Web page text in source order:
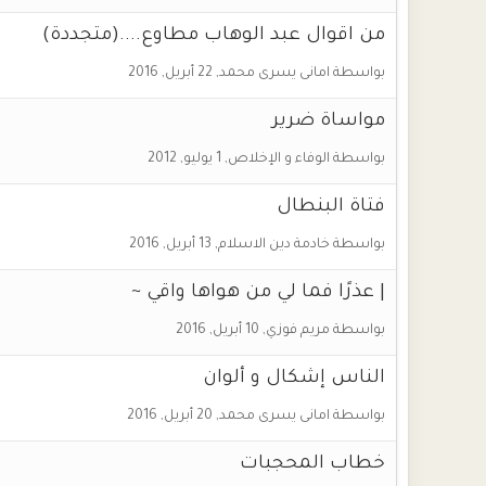
من اقوال عبد الوهاب مطاوع....(متجددة)
بواسطة امانى يسرى محمد, 22 أبريل, 2016
مواساة ضرير
بواسطة الوفاء و الإخلاص, 1 يوليو, 2012
فتاة البنطال
بواسطة خادمة دين الاسلام, 13 أبريل, 2016
| عذرًا فما لي من هواها واقي ~
بواسطة مريم فوزي, 10 أبريل, 2016
الناس إشكال و ألوان
بواسطة امانى يسرى محمد, 20 أبريل, 2016
خطاب المحجبات